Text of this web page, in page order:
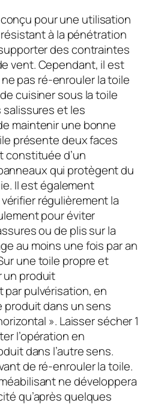
conçu pour une utilisation
à la pénétration
des contraintes
vent. Cependant, il est
pas ré-enrouler la toile
cuisiner sous la toile
salissures et les
maintenir une bonne
présente deux faces
constituée d’un
qui protègent du
Il est également
régulièrement la
pour éviter
ou de plis sur la
au moins une fois par an
une toile propre et
un produit
par pulvérisation, en
produit dans un sens
». Laisser sécher 1
l’opération en
dans l’autre sens.
de ré-enrouler la toile.
ne développera
qu’après quelques